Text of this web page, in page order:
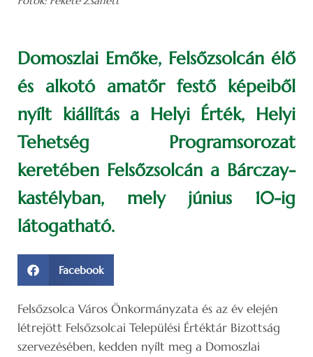
Domoszlai Emőke, Felsőzsolcán élő
és alkotó amatőr festő képeiből
nyílt kiállítás a Helyi Érték, Helyi
Tehetség Programsorozat
keretében Felsőzsolcán a Bárczay-
kastélyban, mely június 10-ig
látogatható.
Facebook
Felsőzsolca Város Önkormányzata és az év elején
létrejött Felsőzsolcai Települési Értéktár Bizottság
szervezésében, kedden nyílt meg a Domoszlai